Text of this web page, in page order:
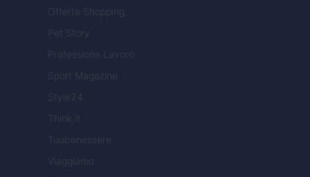
Offerte Shopping
Pet Story
Professione Lavoro
Sport Magazine
Style24
Think.it
Tuobenessere
Viaggiamo